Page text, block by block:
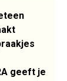
geeft je